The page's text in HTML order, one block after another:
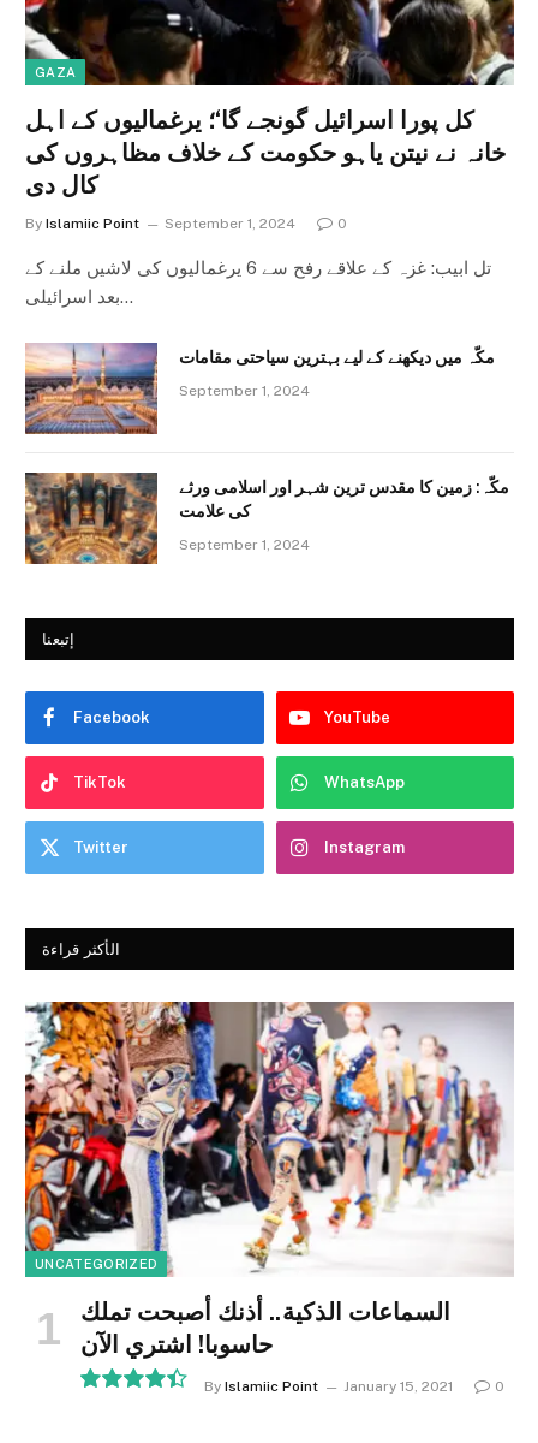
GAZA
کل پورا اسرائیل گونجے گا‘؛ یرغمالیوں کے اہل
خانہ نے نیتن یاہو حکومت کے خلاف مظاہروں کی
کال دی
By Islamiic Point September 1, 2024 0
تل ابیب: غزہ کے علاقے رفح سے 6 یرغمالیوں کی لاشیں ملنے کے
بعد اسرائیلی…
مکّہ میں دیکھنے کے لیے بہترین سیاحتی مقامات
September 1, 2024
مکّہ: زمین کا مقدس ترین شہر اور اسلامی ورثے
کی علامت
September 1, 2024
إتبعنا
Facebook YouTube
TikTok WhatsApp
Twitter Instagram
الأكثر قراءة
UNCATEGORIZED
السماعات الذكية.. أذنك أصبحت تملك
حاسوبا! اشتري الآن
By Islamiic Point January 15, 2021 0